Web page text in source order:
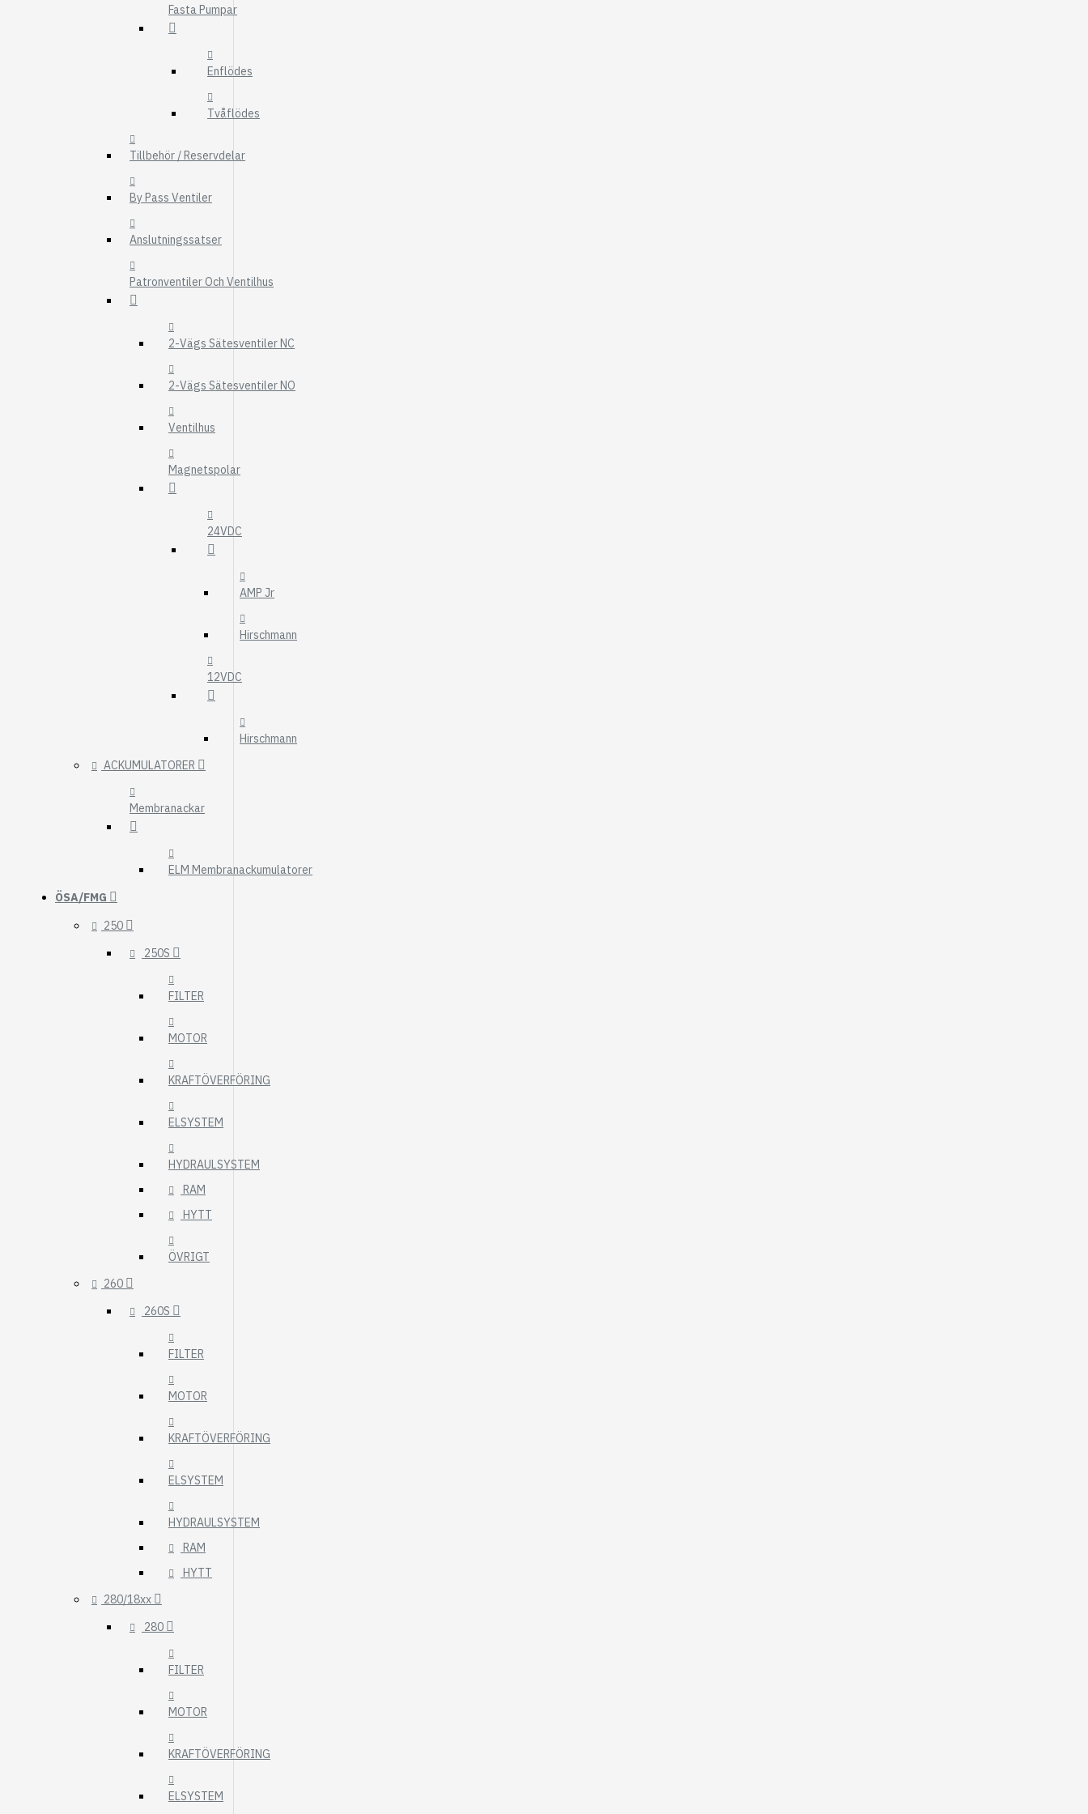
FILTER
BRÄNSLEFILTER
HYDRAULFILTER
Fasta Pumpar
Enflödes
Tvåflödes
Tillbehör / Reservdelar
By Pass Ventiler
Anslutningssatser
Patronventiler Och Ventilhus
2-Vägs Sätesventiler NC
2-Vägs Sätesventiler NO
Ventilhus
Magnetspolar
24VDC
AMP Jr
Hirschmann
12VDC
Hirschmann
ACKUMULATORER
Membranackar
ELM Membranackumulatorer
ÖSA/FMG
250
250S
FILTER
MOTOR
KRAFTÖVERFÖRING
ELSYSTEM
HYDRAULSYSTEM
RAM
HYTT
ÖVRIGT
260
260S
FILTER
MOTOR
KRAFTÖVERFÖRING
ELSYSTEM
HYDRAULSYSTEM
RAM
HYTT
280/18xx
280
FILTER
MOTOR
KRAFTÖVERFÖRING
ELSYSTEM